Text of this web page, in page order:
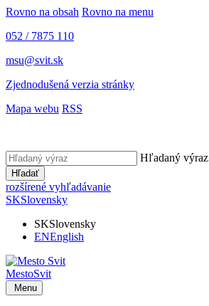
Rovno na obsah Rovno na menu
052 / 7875 110
msu@svit.sk
Zjednodušená verzia stránky
Mapa webu RSS
Hľadaný výraz
Hľadať
rozšírené vyhľadávanie
SKSlovensky
SKSlovensky
ENEnglish
MestoSvit
Menu